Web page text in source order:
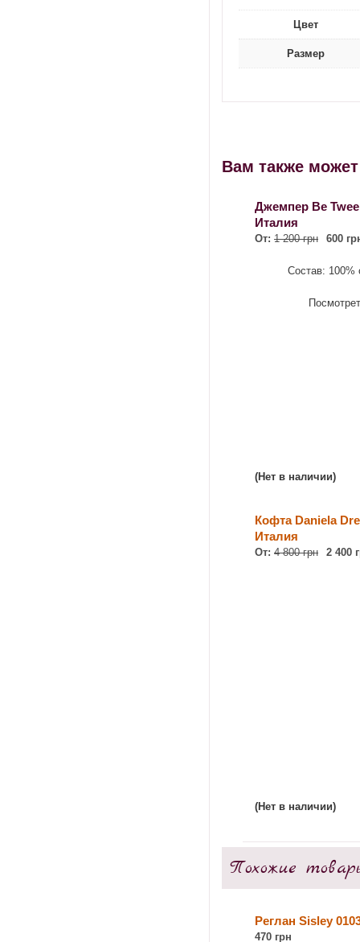
Цвет
Размер
Вам также
Джемпер Be
Италия
От: 1 200 грн 600
Состав: 100%
(Нет в наличии)
Кофта Daniela
Италия
От: 4 800 грн 2 400
(Нет в наличии)
Похожие
Реглан Sisley
470 грн